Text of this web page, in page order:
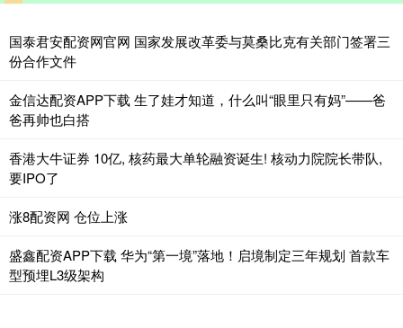
国泰君安配资网官网 国家发展改革委与莫桑比克有关部门签署三
份合作文件
金信达配资APP下载 生了娃才知道，什么叫“眼里只有妈”——爸
爸再帅也白搭
香港大牛证券 10亿, 核药最大单轮融资诞生! 核动力院院长带队,
要IPO了
涨8配资网 仓位上涨
盛鑫配资APP下载 华为“第一境”落地！启境制定三年规划 首款车
型预埋L3级架构